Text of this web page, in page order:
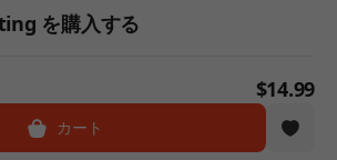
を購入する
$14.99
カート